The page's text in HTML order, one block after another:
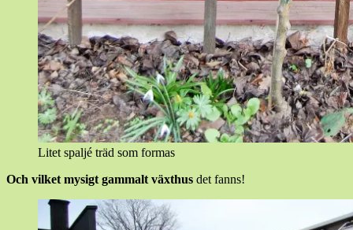
Litet spaljé träd som formas
Och vilket mysigt gammalt växthus det fanns!